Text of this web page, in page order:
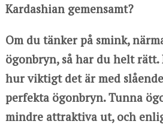
Kardashian gemensamt?
Om du tänker på smink,
ögonbryn, så har du helt rätt.
hur viktigt det är med
perfekta ögonbryn. Tunna
mindre attraktiva ut, och